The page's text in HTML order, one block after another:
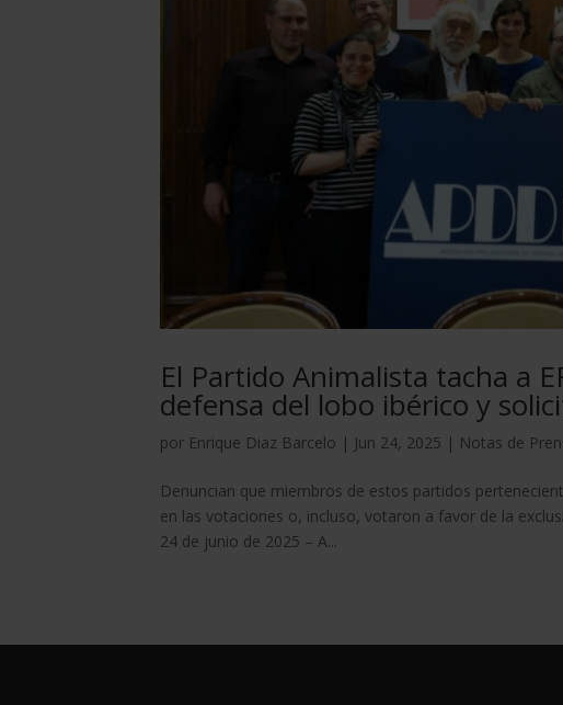
El Partido Animalista tacha a
defensa del lobo ibérico y
por Enrique Diaz Barcelo | Jun 24, 2025 | Notas de
Denuncian que miembros de estos partidos
en las votaciones o, incluso, votaron a favor de la
24 de junio de 2025 – A...